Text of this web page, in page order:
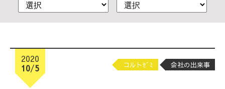
2020
10/5 コルトｾﾞﾐ 会社の出来事